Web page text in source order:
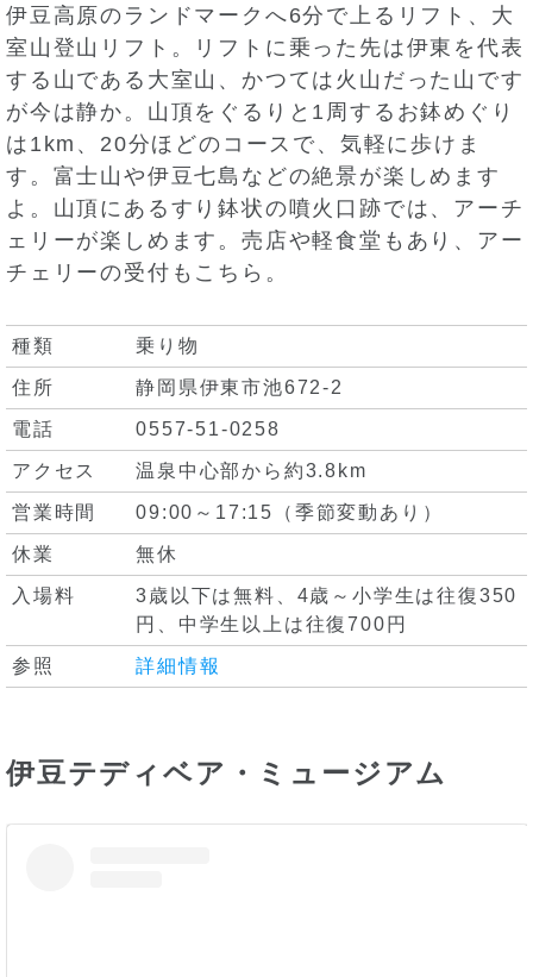
伊豆高原のランドマークへ6分で上るリフト、大
室山登山リフト。リフトに乗った先は伊東を代表
する山である大室山、かつては火山だった山です
が今は静か。山頂をぐるりと1周するお鉢めぐり
は1km、20分ほどのコースで、気軽に歩けま
す。富士山や伊豆七島などの絶景が楽しめます
よ。山頂にあるすり鉢状の噴火口跡では、アーチ
ェリーが楽しめます。売店や軽食堂もあり、アー
チェリーの受付もこちら。
種類 乗り物
住所 静岡県伊東市池672-2
電話 0557-51-0258
アクセス 温泉中心部から約3.8km
営業時間 09:00～17:15（季節変動あり）
休業 無休
入場料
3歳以下は無料、4歳～小学生は往復350
円、中学生以上は往復700円
参照 詳細情報
伊豆テディベア・ミュージアム